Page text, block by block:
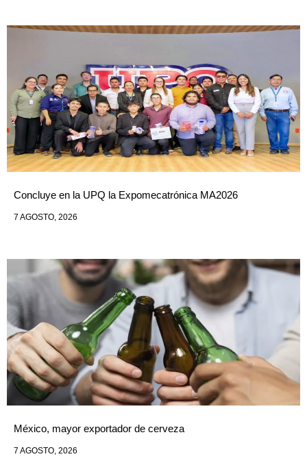
Concluye en la UPQ la Expomecatrónica MA2026
7 AGOSTO, 2026
México, mayor exportador de cerveza
7 AGOSTO, 2026